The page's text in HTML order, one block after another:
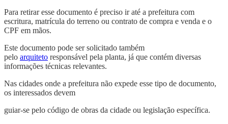
Para retirar esse documento é preciso ir até a prefeitura com
escritura, matrícula do terreno ou contrato de compra e venda e o
CPF em mãos.
Este documento pode ser solicitado também
pelo arquiteto responsável pela planta, já que contém diversas
informações técnicas relevantes.
Nas cidades onde a prefeitura não expede esse tipo de documento,
os interessados devem
guiar-se pelo código de obras da cidade ou legislação específica.